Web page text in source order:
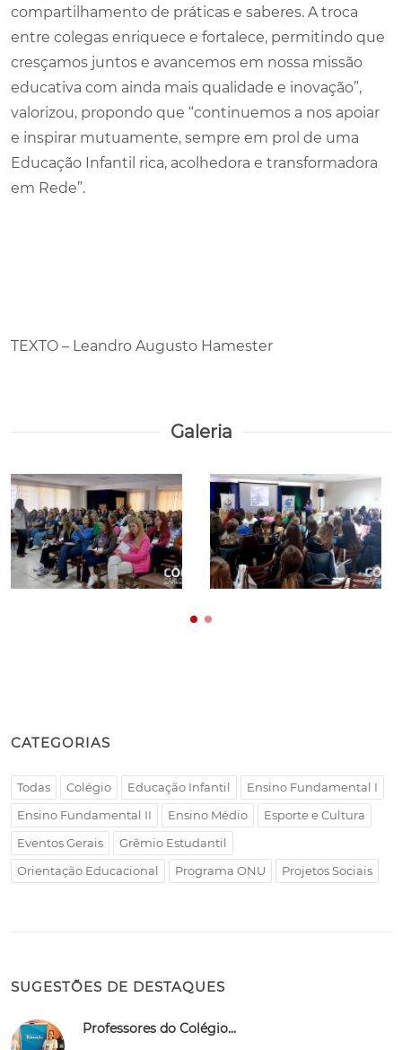
compartilhamento de práticas e saberes. A troca
entre colegas enriquece e fortalece, permitindo que
cresçamos juntos e avancemos em nossa missão
educativa com ainda mais qualidade e inovação”,
valorizou, propondo que “continuemos a nos apoiar
e inspirar mutuamente, sempre em prol de uma
Educação Infantil rica, acolhedora e transformadora
em Rede”.
TEXTO – Leandro Augusto Hamester
Galeria
CATEGORIAS
Todas Colégio Educação Infantil
Ensino Fundamental I
Ensino Fundamental II
Ensino Médio
Esporte e Cultura
Eventos Gerais
Grêmio Estudantil
Orientação Educacional
Programa ONU Projetos Sociais
SUGESTÕES DE DESTAQUES
Professores do Colégio...